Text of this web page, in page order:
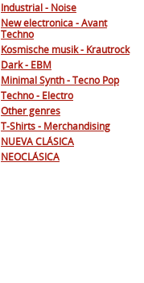
Minimal Synth - Tecno Pop
Techno - Electro
Other genres
T-Shirts - Merchandising
NUEVA CLÁSICA
NEOCLÁSICA